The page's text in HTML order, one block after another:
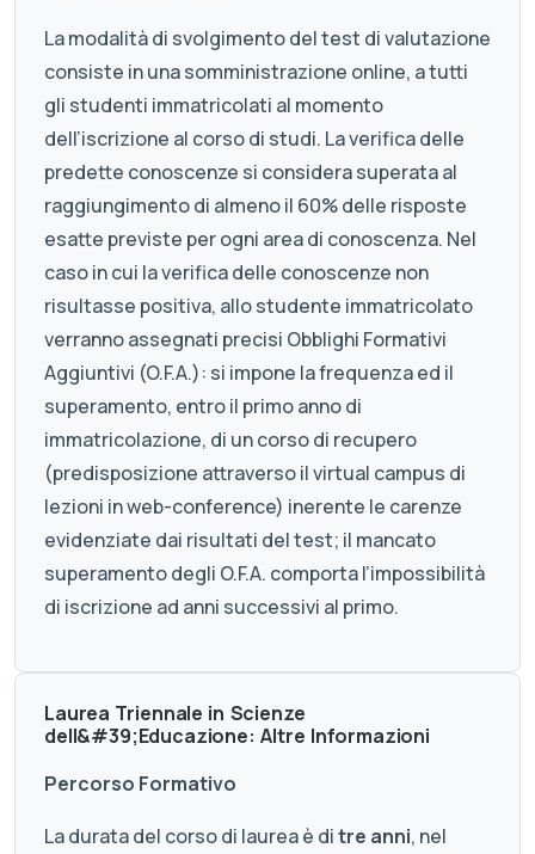
La modalità di svolgimento del test di valutazione
consiste in una somministrazione online, a tutti
gli studenti immatricolati al momento
dell’iscrizione al corso di studi. La verifica delle
predette conoscenze si considera superata al
raggiungimento di almeno il 60% delle risposte
esatte previste per ogni area di conoscenza. Nel
caso in cui la verifica delle conoscenze non
risultasse positiva, allo studente immatricolato
verranno assegnati precisi Obblighi Formativi
Aggiuntivi (O.F.A.): si impone la frequenza ed il
superamento, entro il primo anno di
immatricolazione, di un corso di recupero
(predisposizione attraverso il virtual campus di
lezioni in web-conference) inerente le carenze
evidenziate dai risultati del test; il mancato
superamento degli O.F.A. comporta l’impossibilità
di iscrizione ad anni successivi al primo.
Laurea Triennale in Scienze
dell&#39;Educazione: Altre Informazioni
Percorso Formativo
La durata del corso di laurea è ditre anni, nel